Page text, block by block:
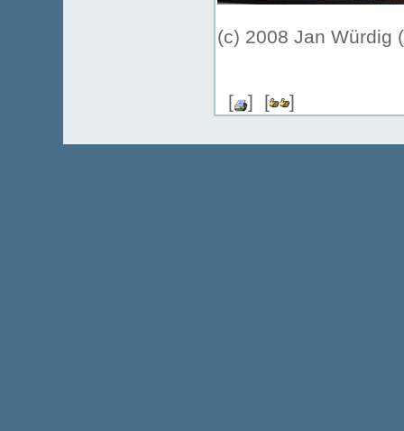
(c) 2008 Jan Würdig
[ ] [ ]